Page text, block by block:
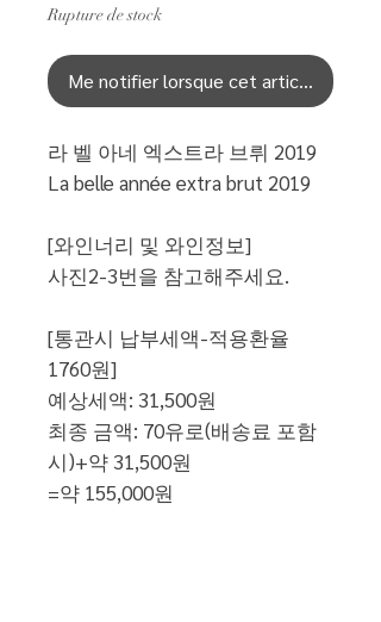
Rupture de stock
Me notifier lorsque cet article est
라 벨 아네 엑스트라 브뤼 2019
La belle année extra brut 2019
[와인너리 및 와인정보]
사진2-3번을 참고해주세요.
[통관시 납부세액-적용환율
1760원]
예상세액: 31,500원
최종 금액: 70유로(배송료 포함
시)+약 31,500원
=약 155,000원